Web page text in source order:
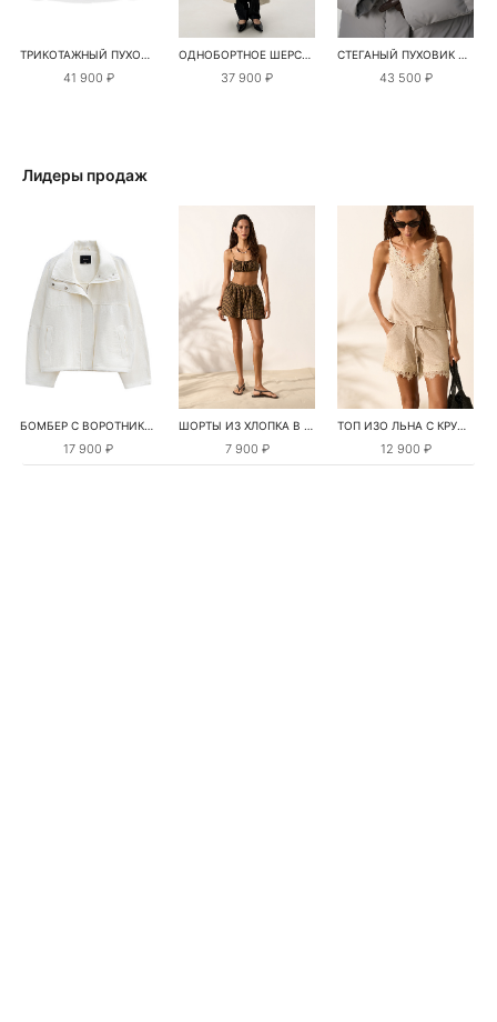
ТРИКОТАЖНЫЙ ПУХОВИК С КАПЮШОНОМ
41 900 ₽
ОДНОБОРТНОЕ ШЕРСТЯНОЕ ПАЛЬТО
37 900 ₽
СТЕГАНЫЙ ПУХОВИК НА КУЛИСКЕ
43 500 ₽
Лидеры продаж
БОМБЕР С ВОРОТНИКОМ-СТОЙКОЙ
17 900 ₽
ШОРТЫ ИЗ ХЛОПКА В КЛЕТКУ
7 900 ₽
ТОП ИЗО ЛЬНА С КРУЖЕВОМ
12 900 ₽